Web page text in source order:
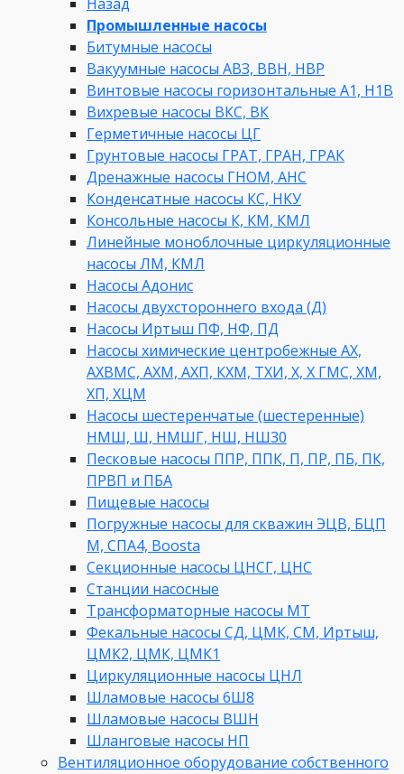
Промышленные насосы
Битумные насосы
Вакуумные насосы АВЗ, ВВН, НВР
Винтовые насосы горизонтальные А1, Н1В
Вихревые насосы ВКС, ВК
Герметичные насосы ЦГ
Грунтовые насосы ГРАТ, ГРАН, ГРАК
Дренажные насосы ГНОМ, АНС
Конденсатные насосы КС, НКУ
Консольные насосы К, КМ, КМЛ
Линейные моноблочные циркуляционные
насосы ЛМ, КМЛ
Насосы Адонис
Насосы двухстороннего входа (Д)
Насосы Иртыш ПФ, НФ, ПД
Насосы химические центробежные АХ,
АХВМС, АХМ, АХП, КХМ, ТХИ, Х, Х ГМС, ХМ,
ХП, ХЦМ
Насосы шестеренчатые (шестеренные)
НМШ, Ш, НМШГ, НШ, НШ30
Песковые насосы ППР, ППК, П, ПР, ПБ, ПК,
ПРВП и ПБА
Пищевые насосы
Погружные насосы для скважин ЭЦВ, БЦП
М, СПА4, Boosta
Секционные насосы ЦНСГ, ЦНС
Станции насосные
Трансформаторные насосы МТ
Фекальные насосы СД, ЦМК, СМ, Иртыш,
ЦМК2, ЦМК, ЦМК1
Циркуляционные насосы ЦНЛ
Шламовые насосы 6Ш8
Шламовые насосы ВШН
Шланговые насосы НП
Вентиляционное оборудование собственного